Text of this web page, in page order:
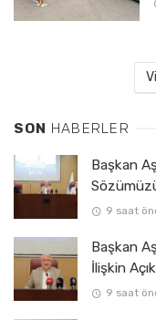
SON HABERLER
Başkan
9 saat
Başkan
İlişkin
9 saat